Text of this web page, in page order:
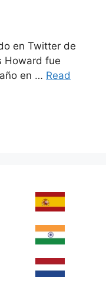
en Twitter de
Howard fue
en … Read